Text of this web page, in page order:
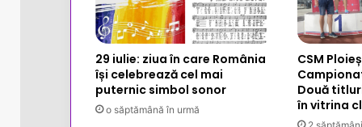
29 iulie: ziua în care România
își celebrează cel mai
puternic simbol sonor
o săptămână în urmă
CSM
Două
în vitrina